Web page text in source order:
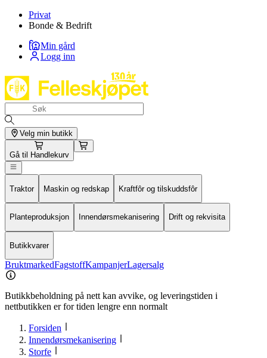
Privat
Bonde & Bedrift
Min gård
Logg inn
Velg min butikk
Gå til Handlekurv
Traktor Maskin og redskap Kraftfôr og tilskuddsfôr
Planteproduksjon Innendørsmekanisering Drift og rekvisita
Butikkvarer
BruktmarkedFagstoffKampanjerLagersalg
Butikkbeholdning på nett kan avvike, og leveringstiden i
nettbutikken er for tiden lengre enn normalt
Forsiden
Innendørsmekanisering
Storfe